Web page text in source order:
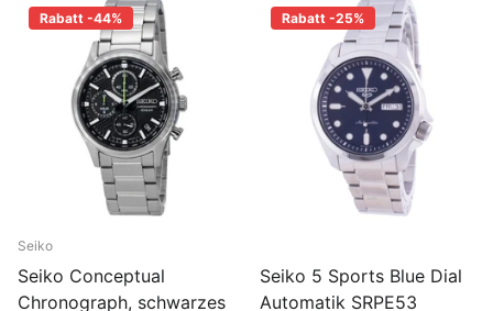
Rabatt -44%
Seiko
Seiko Conceptual
Chronograph, schwarzes
Rabatt -25%
Seiko 5 Sports Blue Dial
Automatik SRPE53